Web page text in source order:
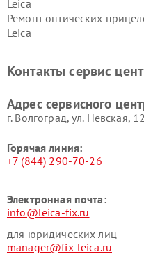
Leica
Ремонт оптических
Leica
Контакты сервис
Адрес сервисного
г. Волгоград, ул. Невская,
Горячая линия:
+7 (844) 290-70-26
Электронная почта:
info@leica-fix.ru
для юридических лиц
manager@fix-leica.ru